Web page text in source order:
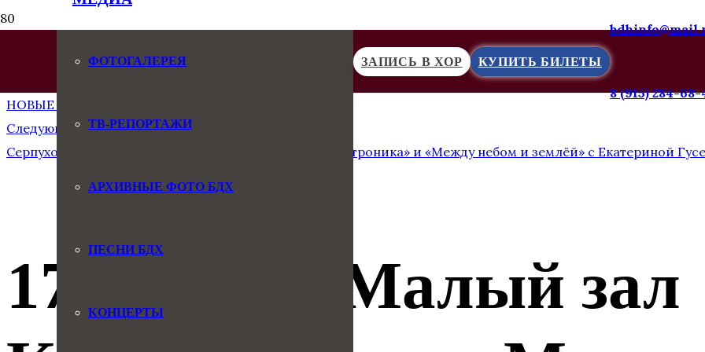
ФОТОГАЛЕРЕЯ
ТВ-РЕПОРТАЖИ
АРХИВНЫЕ ФОТО БДХ
ПЕСНИ БДХ
КОНЦЕРТЫ
ЗАПИСЬ В ХОР КУПИТЬ БИЛЕТЫ
8 (915) 284-68-
НОВЫЕ ПЕСНИ. МЕЛОДИЯ ДЕТСТВА-2
Следующая запись
Серпухов ТВ. Хоровые спектакли: «Приключения Электроника» и «Между небом и землёй» с Екатериной
17.11.2025. Малый зал